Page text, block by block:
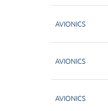
AVIONICS
AVIONICS
AVIONICS